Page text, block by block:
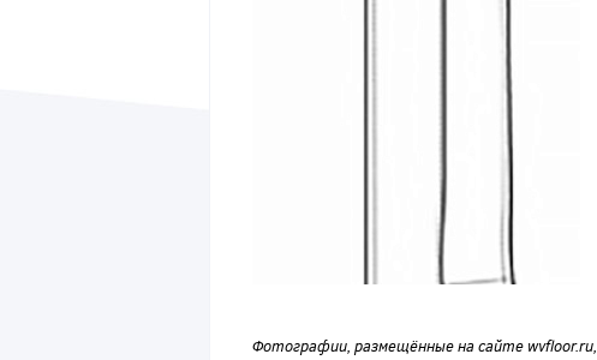
Фотографии, размещённые на сайте wvfloor.ru,